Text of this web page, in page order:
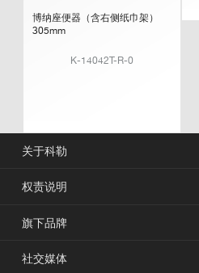
博纳座便器（含右侧纸巾架）
305mm
K-14042T-R-0
关于科勒
权责说明
旗下品牌
社交媒体